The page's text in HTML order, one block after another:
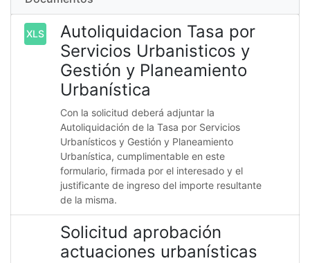
XLS
Autoliquidacion Tasa por
Servicios Urbanisticos y
Gestión y Planeamiento
Urbanística
Con la solicitud deberá adjuntar la
Autoliquidación de la Tasa por Servicios
Urbanísticos y Gestión y Planeamiento
Urbanística, cumplimentable en este
formulario, firmada por el interesado y el
justificante de ingreso del importe resultante
de la misma.
Solicitud aprobación
actuaciones urbanísticas